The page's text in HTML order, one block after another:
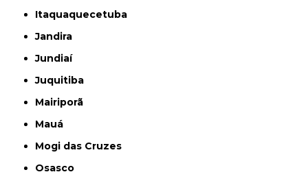
Itaquaquecetuba
Jandira
Jundiaí
Juquitiba
Mairiporã
Mauá
Mogi das Cruzes
Osasco